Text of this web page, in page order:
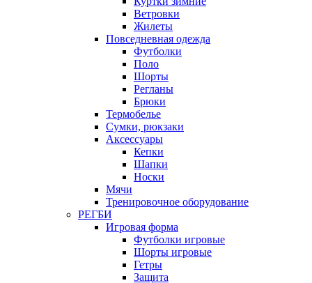
Ветровки
Жилеты
Повседневная одежда
Футболки
Поло
Шорты
Регланы
Брюки
Термобелье
Сумки, рюкзаки
Аксессуары
Кепки
Шапки
Носки
Мячи
Тренировочное оборудование
РЕГБИ
Игровая форма
Футболки игровые
Шорты игровые
Гетры
Защита